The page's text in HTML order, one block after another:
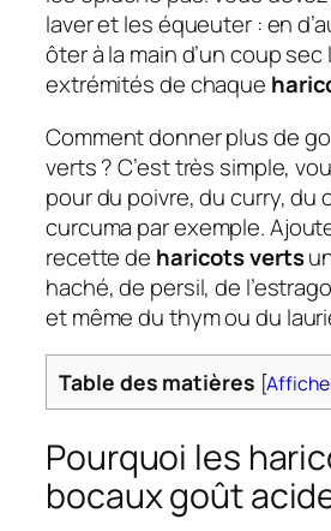
laver et les équeuter : en
ôter à la main d’un coup
extrémités de chaque
Comment donner plus de
verts ? C’est très simple,
pour du poivre, du curry, du
curcuma par exemple.
recette de haricots verts
haché, de persil, de
et même du thym ou du
Table des matières [
Pourquoi les
bocaux goût